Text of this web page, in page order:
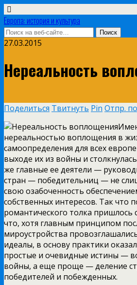
Европа: история и культура
27.03.2015
Нереальность
Поделиться Твитнуть Pin Отпр.
нереальностью воплощения в
самоопределения для всех
выходе их из войны и
же главные ее деятели —
стран — победительниц — не
свою озабоченность
собственных интересов. Так что
романтического толка пришлось
что, хотя главным принципом
мироустройства
идеалы, в основу практики
простые и очевидные истины —
войны, а еще проще — деление
победителей и побежденных.